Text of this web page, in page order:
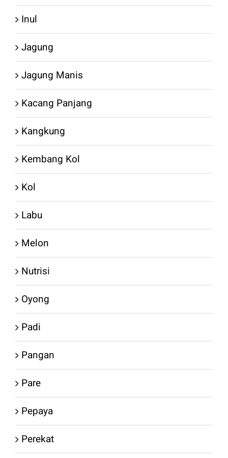
Inul
Jagung
Jagung Manis
Kacang Panjang
Kangkung
Kembang Kol
Kol
Labu
Melon
Nutrisi
Oyong
Padi
Pangan
Pare
Pepaya
Perekat